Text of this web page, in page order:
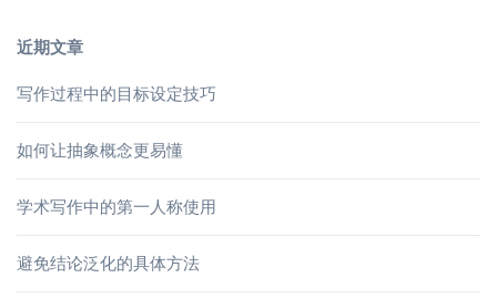
近期文章
写作过程中的目标设定技巧
如何让抽象概念更易懂
学术写作中的第一人称使用
避免结论泛化的具体方法